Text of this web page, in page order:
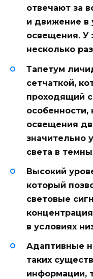
отвечают за
и движение в
освещения. У
несколько
Тапетум
сетчаткой,
проходящий
освещения
значительно
света в
Высокий
который
световые
в условиях
Адаптивные
таких
информации,